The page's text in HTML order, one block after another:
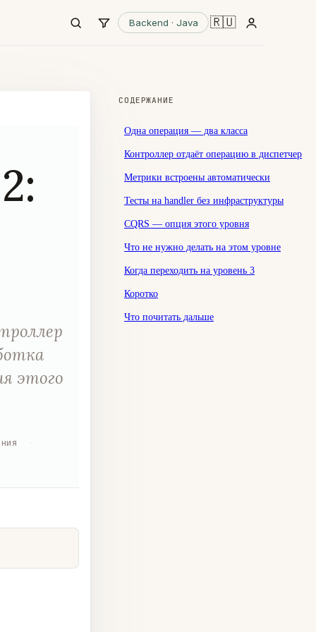
Backend · Java 🇷🇺
этого
СОДЕРЖАНИЕ
Одна операция — два класса
Контроллер отдаёт операцию в диспетчер
Метрики встроены автоматически
Тесты на handler без инфраструктуры
CQRS — опция этого уровня
Что не нужно делать на этом уровне
Когда переходить на уровень 3
Коротко
Что почитать дальше